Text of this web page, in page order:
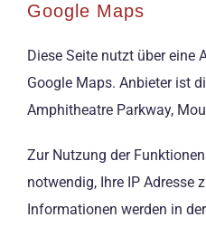
Google Maps
Diese Seite nutzt über eine
Google Maps. Anbieter ist
Amphitheatre Parkway,
Zur Nutzung der
notwendig, Ihre IP Adresse
Informationen werden in